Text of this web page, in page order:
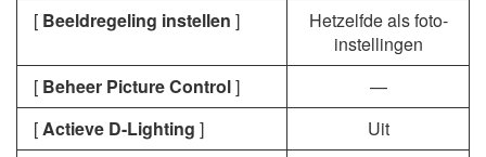
[ Beeldregeling instellen ]
Hetzelfde als foto-
instellingen
[ Beheer Picture Control]
—
[Actieve D-Lighting ]
Uit